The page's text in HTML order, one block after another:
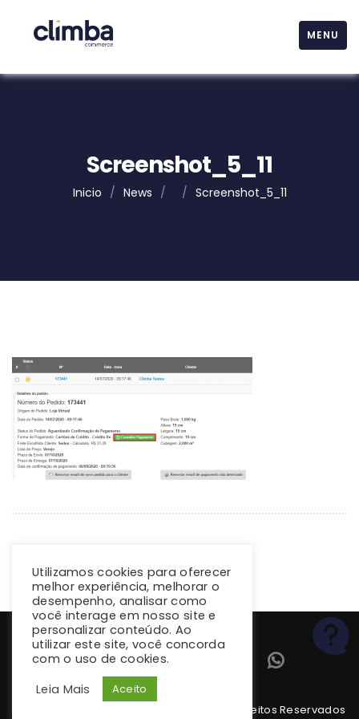
MENU
Screenshot_5_11
Inicio / News / / Screenshot_5_11
Copyright 2026 climba.com.br. Todos os Direitos Reservados
Utilizamos cookies para oferecer
melhor experiência, melhorar o
desempenho, analisar como
você interage em nosso site e
personalizar conteúdo. Ao
utilizar este site, você concorda
com o uso de cookies.
Leia Mais
Aceito